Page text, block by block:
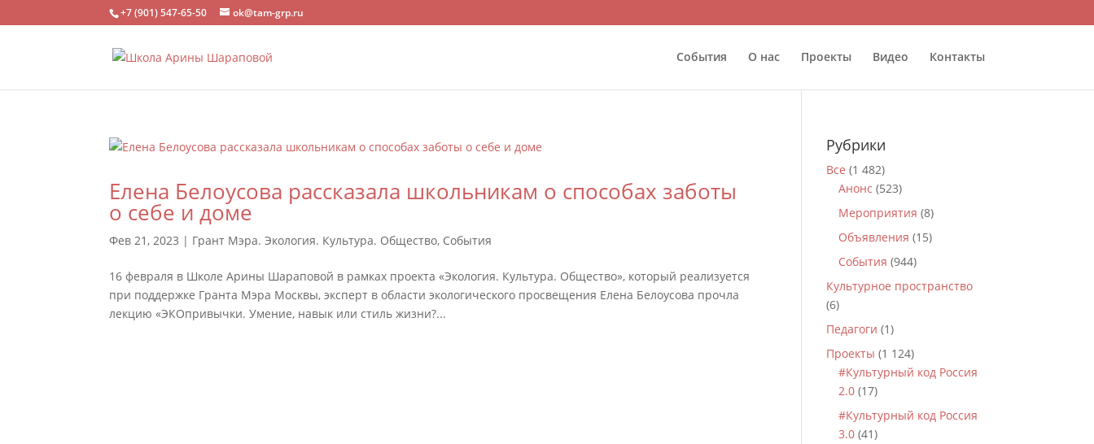
+7 (901) 547-65-50 ok@tam-grp.ru
События О нас Проекты Видео Контакты
Елена Белоусова рассказала школьникам о способах заботы
о себе и доме
Фев 21, 2023 | Грант Мэра. Экология. Культура. Общество, События
16 февраля в Школе Арины Шараповой в рамках проекта «Экология. Культура. Общество», который реализуется
при поддержке Гранта Мэра Москвы, эксперт в области экологического просвещения Елена Белоусова прочла
лекцию «ЭКОпривычки. Умение, навык или стиль жизни?...
Рубрики
Все (1 482)
Анонс (523)
Мероприятия (8)
Объявления (15)
События (944)
Культурное пространство
(6)
Педагоги (1)
Проекты (1 124)
#Культурный код Россия
2.0 (17)
#Культурный код Россия
3.0 (41)